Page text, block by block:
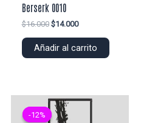
Berserk 0010
$16.000 El
original
$14.000El
actual
Añadir al carrito
-12%
-12%